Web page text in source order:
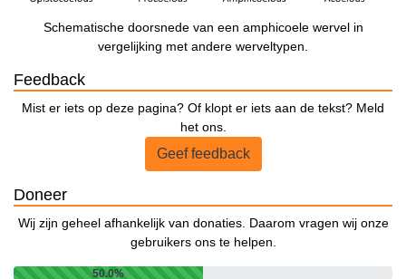
Schematische doorsnede van een amphicoele wervel in
vergelijking met andere werveltypen.
Feedback
Mist er iets op deze pagina? Of klopt er iets aan de tekst? Meld
het ons.
Geef feedback
Doneer
Wij zijn geheel afhankelijk van donaties. Daarom vragen wij onze
gebruikers ons te helpen.
50.0%